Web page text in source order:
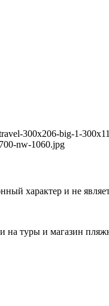
300x206-big-1-
700-nw-1060.jpg
характер и не
туры и магазин